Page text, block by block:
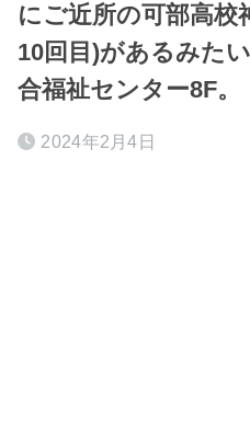
にご近所の可部高校
10回目)があるみた
合福祉センター8F。
2024年2月4日